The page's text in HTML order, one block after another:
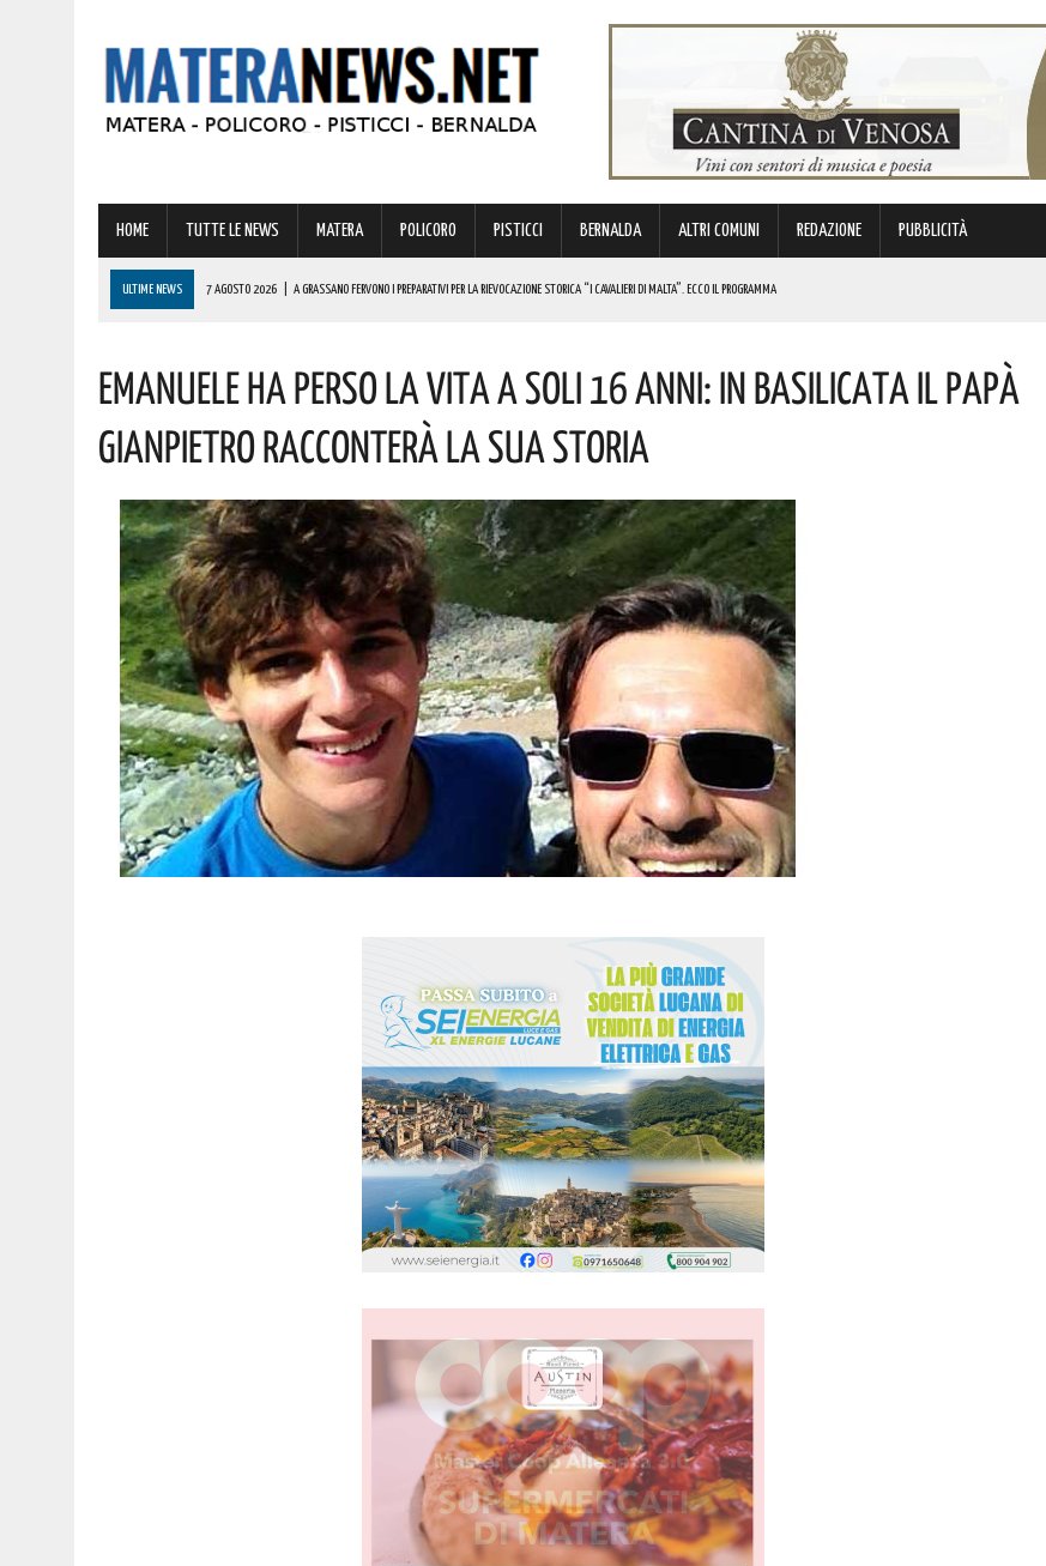
HOME TUTTE LE NEWS MATERA POLICORO PISTICCI BERNALDA ALTRI COMUNI REDAZIONE PUBBLICITÀ
ULTIME NEWS 7 AGOSTO 2026 A GRASSANO FERVONO I PREPARATIVI PER LA RIEVOCAZIONE STORICA “I CAVALIERI DI MALTA”. ECCO IL PROGRAMMA
7 AGOSTO 2026 | BARDI RICEVE L’ONOREVOLE ALDO MATTIA PER FARE IL PUNTO SU QUESTE EMERGENZE E OPPORTUNITÀ STRATEGICHE CHE INTERESSANO IL TERRITORIO LUCANO. I DETTAGLI
7 AGOSTO 2026 | A FERRANDINA LORENA, DIPLOMATASI CON IL MASSIMO DEI VOTI, RICEVE UNA BORSA DI STUDIO DEL VALORE DI 800 EURO! COMPLIMENTI
Emanuele Ha Perso La Vita A Soli 16 Anni: In Basilicata Il Papà
Gianpietro Racconterà La Sua Storia